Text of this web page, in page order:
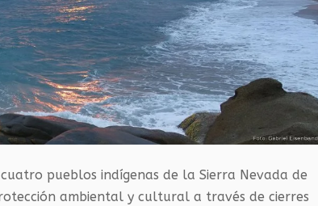
pueblos indígenas de la Sierra Nevada de
ambiental y cultural a través de cierres